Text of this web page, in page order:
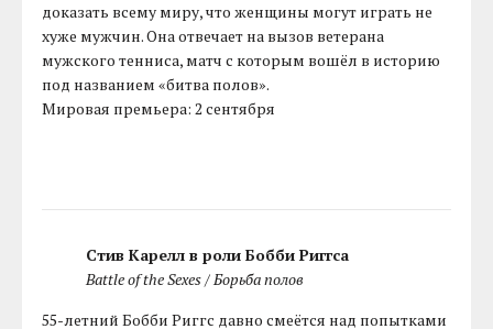
доказать всему миру, что женщины могут играть не
хуже мужчин. Она отвечает на вызов ветерана
мужского тенниса, матч с которым вошёл в историю
под названием «битва полов».
Мировая премьера: 2 сентября
Стив Карелл в роли Бобби Риггса
Battle of the Sexes / Борьба полов
55-летний Бобби Риггс давно смеётся над попытками